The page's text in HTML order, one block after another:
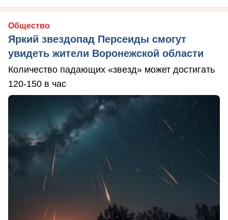
Общество
Яркий звездопад Персеиды смогут
увидеть жители Воронежской области
Количество падающих «звезд» может достигать
120-150 в час